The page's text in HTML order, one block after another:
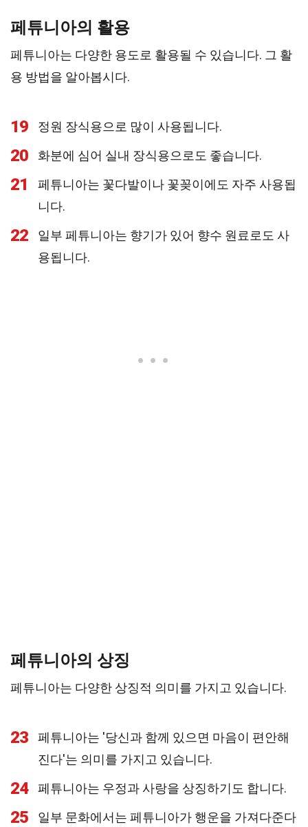
페튜니아의 활용
페튜니아는 다양한 용도로 활용될 수 있습니다. 그 활
용 방법을 알아봅시다.
19 정원 장식용으로 많이 사용됩니다.
20 화분에 심어 실내 장식용으로도 좋습니다.
21
페튜니아는 꽃다발이나 꽃꽂이에도 자주 사용됩
니다.
22
일부 페튜니아는 향기가 있어 향수 원료로도 사
용됩니다.
페튜니아의 상징
페튜니아는 다양한 상징적 의미를 가지고 있습니다.
23
페튜니아는 '당신과 함께 있으면 마음이 편안해
진다'는 의미를 가지고 있습니다.
24 페튜니아는 우정과 사랑을 상징하기도 합니다.
25 일부 문화에서는 페튜니아가 행운을 가져다준다